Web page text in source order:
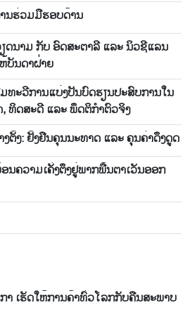
ນ​ຮ່ວມ​ມື​ຮອບ​ດ້ານ
ດ​ນາມ ກັບ ອົດ​ສະ​ຕາ​ລີ ແລະ ນິວ​ຊີ​ແລນ
ບັນ​ດາ​ຝ່າຍ
ທະ​ວີ​ການ​ແບ່​ງ​ປັນ​ບົດ​ຮຽນ​ປະ​ສົບ​ການ​ໃນ​
ທິດ​ສະ​ດີ ແລະ ພຶດ​ຕິ​ກຳຕົວ​ຈິງ
ຕັ້ງ: ຢັ້ງ​ຢືນ​ຄຸນ​ນະ​ທາດ ແລະ ຄຸນ​ຄ່າ​ດຶງ​ດູດ
ນ​ຄວາມ​ເຄັ່ງ​ຕຶງ​ຢູ່​ພາກ​ພື້ນ​ຕາ​ເວັນ​ອອກ​
າ​ ເຮັດ​ໃຫ້​ການ​ຄ້າ​ທົ່ວ​ໂລກ​ກັບ​ຄືນ​ສະ​ພາບ​